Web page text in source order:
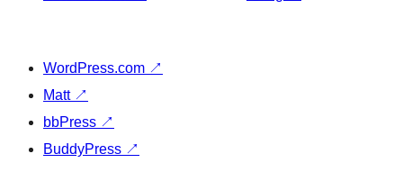
WordPress.com ↗
Matt ↗
bbPress ↗
BuddyPress ↗